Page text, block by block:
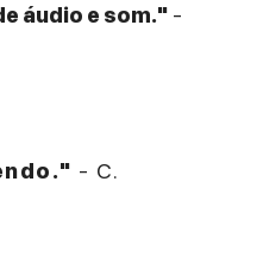
áudio e som." -
- C.